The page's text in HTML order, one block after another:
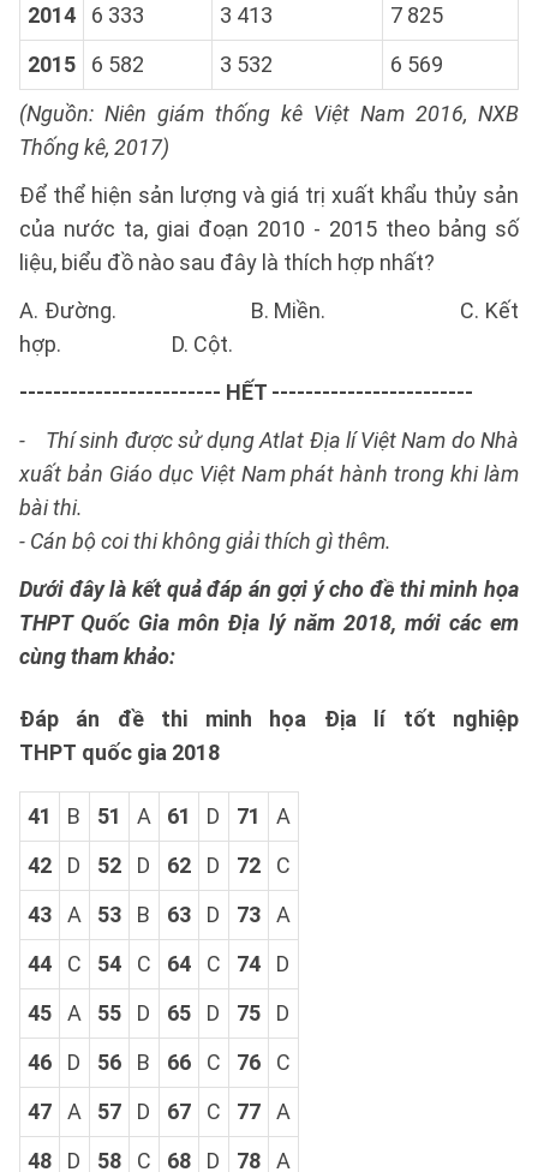
2014
6 333 3 413
7 825
2015
6 582 3 532
6 569
(Nguồn: Niên giám thống kê Việt Nam 2016, NXB
Thống kê, 2017)
Để thể hiện sản lượng và giá trị xuất khẩu thủy sản
của nước ta, giai đoạn 2010 - 2015 theo bảng số
liệu, biểu đồ nào sau đây là thích hợp nhất?
A. Đường. B. Miền. C. Kết
hợp. D. Cột.
------------------------ HẾT ------------------------
- Thí sinh được sử dụng Atlat Địa lí Việt Nam do Nhà
xuất bản Giáo dục Việt Nam phát hành trong khi làm
bài thi.
- Cán bộ coi thi không giải thích gì thêm.
Dưới đây là kết quả đáp án gợi ý cho đề thi minh họa
THPT Quốc Gia môn Địa lý năm 2018, mới các em
cùng tham khảo:
Đáp án đề thi minh họa Địa lí tốt nghiệp
THPT quốc gia 2018
41 B 51 A 61 D 71
A
42
D 52 D 62 D 72
C
43
A 53 B 63 D 73
A
44
C 54 C 64 C 74
D
45
A 55 D 65 D 75
D
46
D 56 B 66 C 76
C
47
A 57 D 67 C 77
A
48
D 58 C 68 D 78
A